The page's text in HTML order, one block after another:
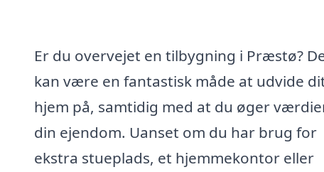
Er du overvejet en tilbygning i Præstø?
kan være en fantastisk måde at udvide
hjem på, samtidig med at du øger
din ejendom. Uanset om du har brug for
ekstra stueplads, et hjemmekontor eller